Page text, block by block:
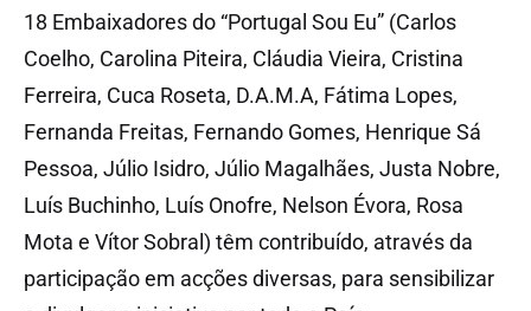
18 Embaixadores do “Portugal Sou Eu” (Carlos
Coelho, Carolina Piteira, Cláudia Vieira, Cristina
Ferreira, Cuca Roseta, D.A.M.A, Fátima Lopes,
Fernanda Freitas, Fernando Gomes, Henrique Sá
Pessoa, Júlio Isidro, Júlio Magalhães, Justa Nobre,
Luís Buchinho, Luís Onofre, Nelson Évora, Rosa
Mota e Vítor Sobral) têm contribuído, através da
participação em acções diversas, para sensibilizar